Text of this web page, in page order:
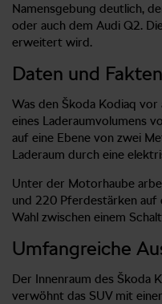
Namensgebung deutlich,
oder auch dem Audi Q2.
erweitert wird.
Daten und
Was den Škoda Kodiaq
eines Laderaumvolumens
auf eine Ebene von zwei
Laderaum durch eine
Unter der Motorhaube
und 220 Pferdestärken auf
Wahl zwischen einem
Umfangreiche
Der Innenraum des Škoda
verwöhnt das SUV mit